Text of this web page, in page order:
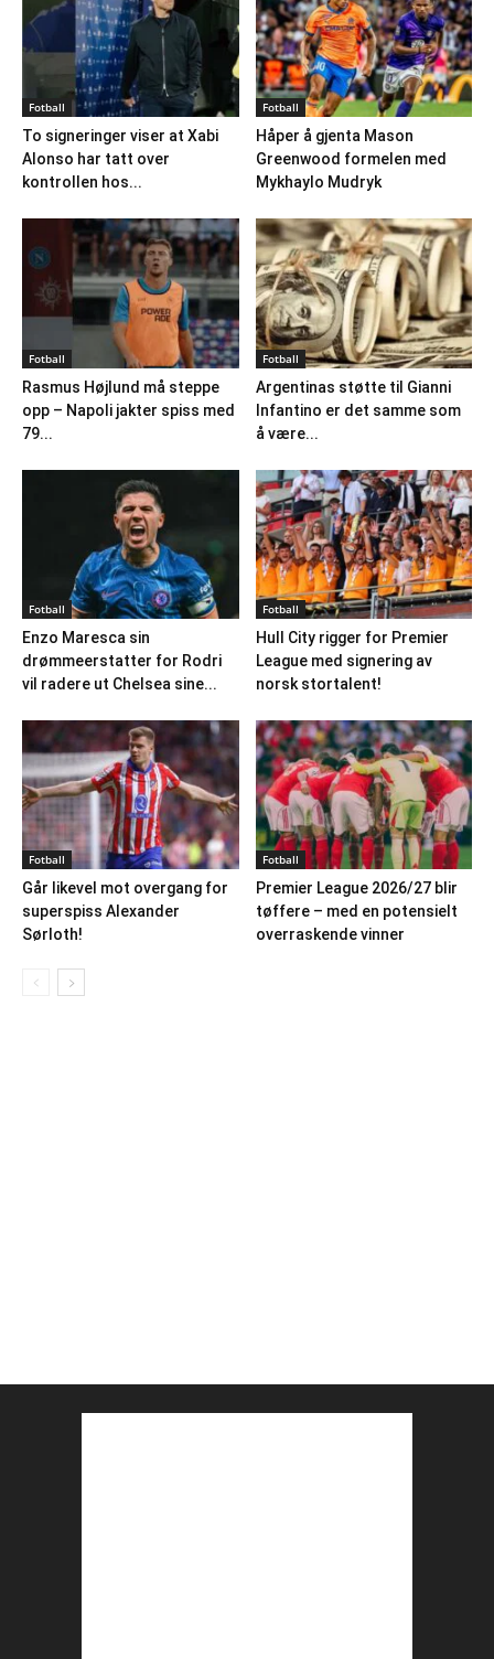
Fotball
To signeringer viser at Xabi
Alonso har tatt over
kontrollen hos...
Fotball
Håper å gjenta Mason
Greenwood formelen med
Mykhaylo Mudryk
Fotball
Rasmus Højlund må steppe
opp – Napoli jakter spiss med
79...
Fotball
Argentinas støtte til Gianni
Infantino er det samme som
å være...
Fotball
Enzo Maresca sin
drømmeerstatter for Rodri
vil radere ut Chelsea sine...
Fotball
Hull City rigger for Premier
League med signering av
norsk stortalent!
Fotball
Går likevel mot overgang for
superspiss Alexander
Sørloth!
Fotball
Premier League 2026/27 blir
tøffere – med en potensielt
overraskende vinner